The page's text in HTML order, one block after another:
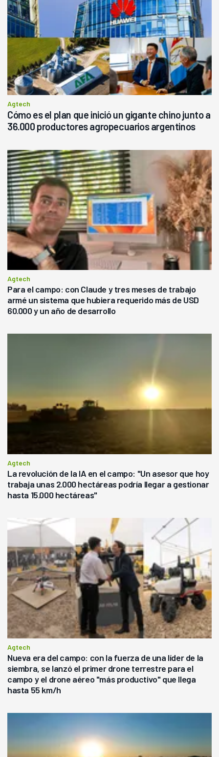
Agtech
Cómo es el plan que inició un gigante chino junto a
36.000 productores agropecuarios argentinos
Agtech
Para el campo: con Claude y tres meses de trabajo
armé un sistema que hubiera requerido más de USD
60.000 y un año de desarrollo
Agtech
La revolución de la IA en el campo: "Un asesor que hoy
trabaja unas 2.000 hectáreas podría llegar a gestionar
hasta 15.000 hectáreas"
Agtech
Nueva era del campo: con la fuerza de una líder de la
siembra, se lanzó el primer drone terrestre para el
campo y el drone aéreo "más productivo" que llega
hasta 55 km/h